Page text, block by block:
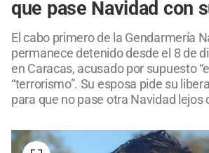
que pase Navidad con
El cabo primero de la Gendarmería
permanece detenido desde el 8 de
en Caracas, acusado por supuesto
“terrorismo”. Su esposa pide su
para que no pase otra Navidad lejos